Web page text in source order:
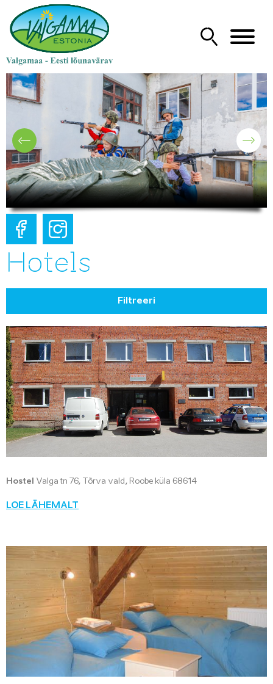
Hotels
Filtreeri
Hostel Valga tn 76, Tõrva vald, Roobe küla 68614
LOE LÄHEMALT